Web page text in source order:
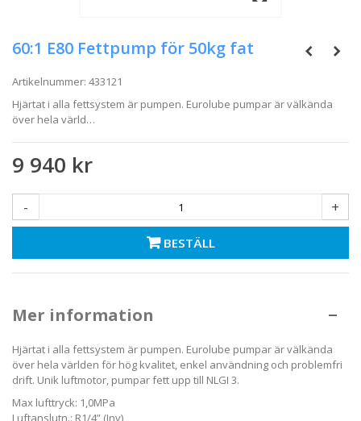
60:1 E80 Fettpump för 50kg fat
Artikelnummer: 433121
Hjärtat i alla fettsystem är pumpen. Eurolube pumpar är välkända
över hela värld…
9 940 kr
- +
BESTÄLL
Mer information
Hjärtat i alla fettsystem är pumpen. Eurolube pumpar är välkända
över hela världen för hög kvalitet, enkel användning och problemfri
drift. Unik luftmotor, pumpar fett upp till NLGI 3.
Max lufttryck: 1,0MPa